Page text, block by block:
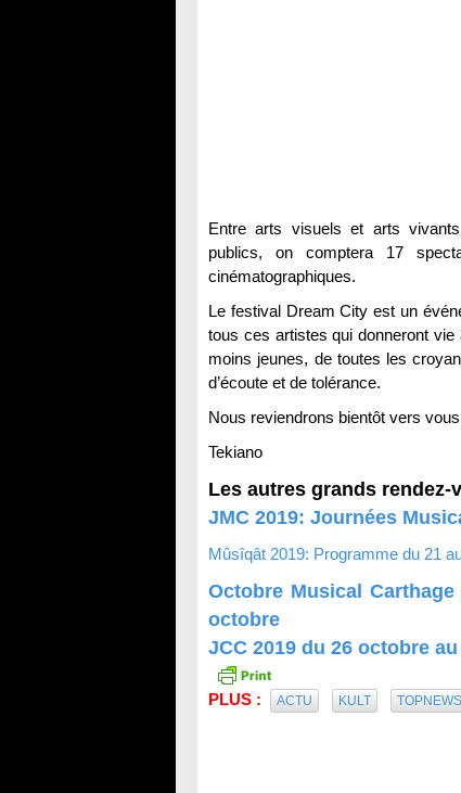
Entre arts visuels et arts
publics, on comptera 17
cinématographiques.
Le festival Dream City est un
tous ces artistes qui donneront
moins jeunes, de toutes les
d’écoute et de tolérance.
Nous reviendrons bientôt vers
Tekiano
Les autres grands rendez-
JMC 2019: Journées
Mûsîqât 2019: Programme du 21
Octobre Musical
octobre
JCC 2019 du 26 octobre
PLUS : ACTU KULT TOPNEWS